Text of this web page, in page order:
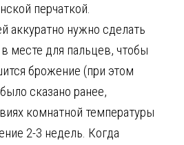
перчаткой.
аккуратно нужно сделать
месте для пальцев, чтобы
брожение (при этом
сказано ранее,
комнатной температуры
2-3 недель. Когда